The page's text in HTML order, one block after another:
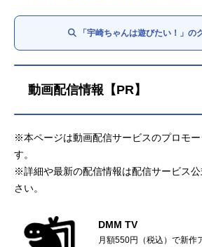
「宇崎ちゃんは遊びたい！」の
動画配信情報【PR】
※本ページは動画配信サービスのプロモ
す。
※詳細や最新の配信情報は配信サービス
さい。
DMM TV
月額550円（税込）で新作